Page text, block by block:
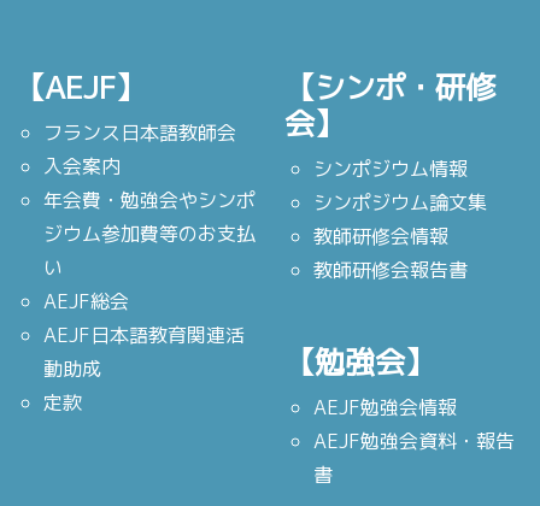
【AEJF】
フランス日本語教師会
入会案内
年会費・勉強会やシンポ
ジウム参加費等のお支払
い
AEJF総会
AEJF日本語教育関連活
動助成
定款
【シンポ・研修
会】
シンポジウム情報
シンポジウム論文集
教師研修会情報
教師研修会報告書
【勉強会】
AEJF勉強会情報
AEJF勉強会資料・報告
書